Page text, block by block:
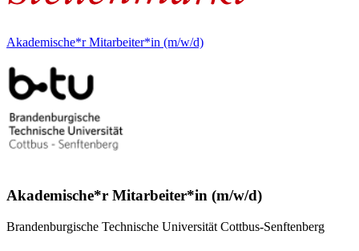
Akademische*r Mitarbeiter*in (m/w/d)
Akademische*r Mitarbeiter*in (m/w/d)
Brandenburgische Technische Universität Cottbus-Senftenberg